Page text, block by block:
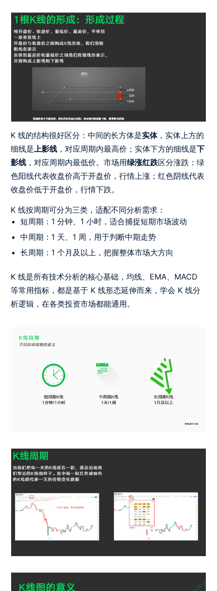
K 线的结构很好区分：中间的长方体是实体，实体上方的
细线是 上影线 ，对应周期内最高价；实体下方的细线是下
影线 ，对应周期内最低价。市场用绿涨红跌区分涨跌：绿
色阳线代表收盘价高于开盘价，行情上涨；红色阴线代表
收盘价低于开盘价，行情下跌。
K 线按周期可分为三类，适配不同分析需求：
短周期：1 分钟、1 小时，适合捕捉短期市场波动
中周期：1 天、1 周，用于判断中期走势
长周期：1 个月及以上，把握整体市场大方向
K 线是所有技术分析的核心基础，均线、EMA、MACD
等常用指标，都是基于 K 线形态延伸而来，学会 K 线分
析逻辑，在各类投资市场都能通用。